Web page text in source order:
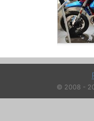
© 2008 -